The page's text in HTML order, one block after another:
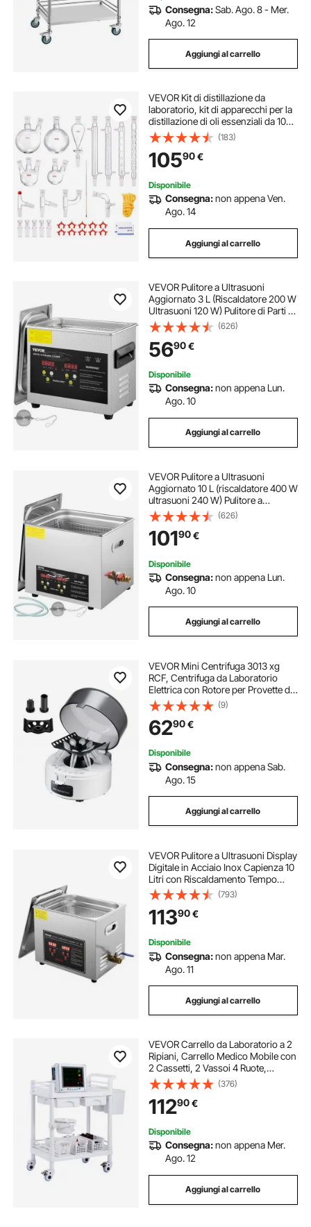
Consegna:Sab. Ago. 8 - Mer.
Ago. 12
Aggiungi al carrello
VEVOR Kit di distillazione da
laboratorio, kit di apparecchi per la
distillazione di oli essenziali da 1000
ml, set di attrezzature per vetreria
da 32 pezzi
(183)
10590€
Disponibile
Consegna:non appena Ven.
Ago. 14
Aggiungi al carrello
VEVOR Pulitore a Ultrasuoni
Aggiornato 3 L (Riscaldatore 200 W
Ultrasuoni 120 W) Pulitore di Parti a
Ultrasuoni da Laboratorio Digitale
con Riscaldamento per Pulizia di
Parti di Occhiali Gioielli
(626)
5690€
Disponibile
Consegna:non appena Lun.
Ago. 10
Aggiungi al carrello
VEVOR Pulitore a Ultrasuoni
Aggiornato 10 L (riscaldatore 400 W
ultrasuoni 240 W) Pulitore a
Ultrasuoni da Laboratorio Digitale
con Temporizzatore del
Riscaldatore per Pulizia di Parti di
Strumenti
(626)
10190€
Disponibile
Consegna:non appena Lun.
Ago. 10
Aggiungi al carrello
VEVOR Mini Centrifuga 3013 xg
RCF, Centrifuga da Laboratorio
Elettrica con Rotore per Provette da
0,2/1,5/2 ml, Velocità Fissa 7000
Giri/min, Bassa Rumorosità per
Esperimenti di Laboratorio
(9)
6290€
Disponibile
Consegna:non appena Sab.
Ago. 15
Aggiungi al carrello
VEVOR Pulitore a Ultrasuoni Display
Digitale in Acciaio Inox Capienza 10
Litri con Riscaldamento Tempo
Temperatura Regolabile, Macchina
Pulitrice a Ultrasuoni per Gioielli
Occhiali Orologi Laboratorio
(793)
11390€
Disponibile
Consegna:non appena Mar.
Ago. 11
Aggiungi al carrello
VEVOR Carrello da Laboratorio a 2
Ripiani, Carrello Medico Mobile con
2 Cassetti, 2 Vassoi 4 Ruote,
Carrello per Servizio con Materiale
PP, 3 Contenitori, per Laboratorio,
Clinica, Ospedale, Salone
(376)
11290€
Disponibile
Consegna:non appena Mer.
Ago. 12
Aggiungi al carrello